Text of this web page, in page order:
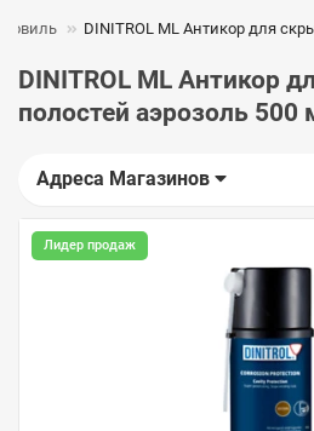
Мовиль DINITROL ML Антикор для
DINITROL ML Антикор
полостей аэрозоль 500
Адреса Магазинов
Лидер продаж